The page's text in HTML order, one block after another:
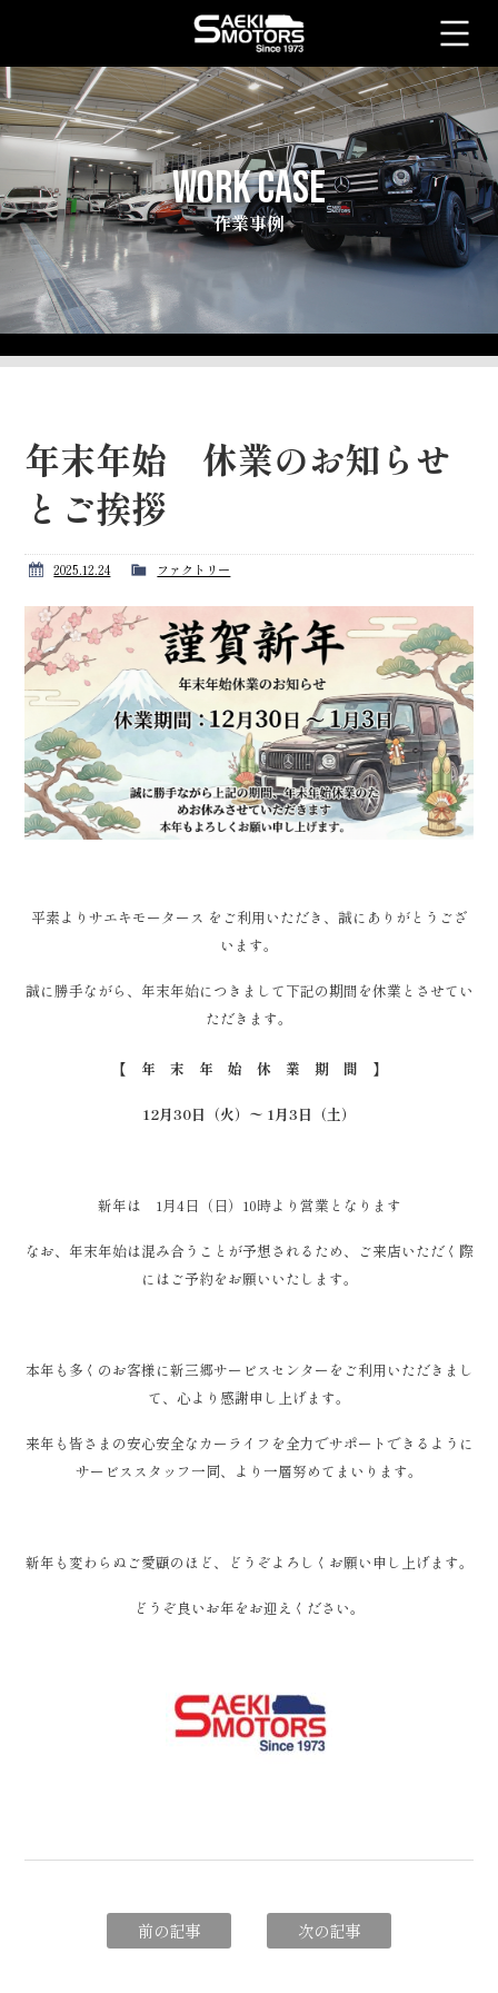
WORK CASE
作業事例
年末年始 休業のお知らせ
とご挨拶
2025.12.24 ファクトリー
平素よりサエキモータース をご利用いただき、誠にありがとうござ
います。
誠に勝手ながら、年末年始につきまして下記の期間を休業とさせてい
ただきます。
【 年 末 年 始 休 業 期 間 】
12月30日（火）〜 1月3日（土）
新年は 1月4日（日）10時より営業となります
なお、年末年始は混み合うことが予想されるため、ご来店いただく際
にはご予約をお願いいたします。
本年も多くのお客様に新三郷サービスセンターをご利用いただきまし
て、心より感謝申し上げます。
来年も皆さまの安心安全なカーライフを全力でサポートできるように
サービススタッフ一同、より一層努めてまいります。
新年も変わらぬご愛顧のほど、どうぞよろしくお願い申し上げます。
どうぞ良いお年をお迎えください。
前の記事 次の記事